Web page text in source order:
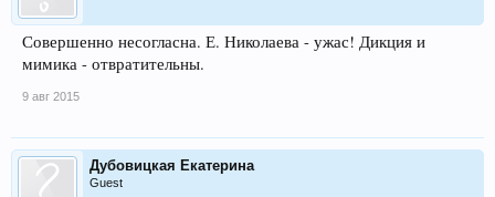
Совершенно несогласна. Е. Николаева - ужас! Дикция и
мимика - отвратительны.
9 авг 2015
Дубовицкая Екатерина
Guest